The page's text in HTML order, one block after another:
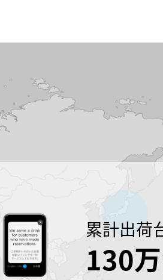
累計出荷
130